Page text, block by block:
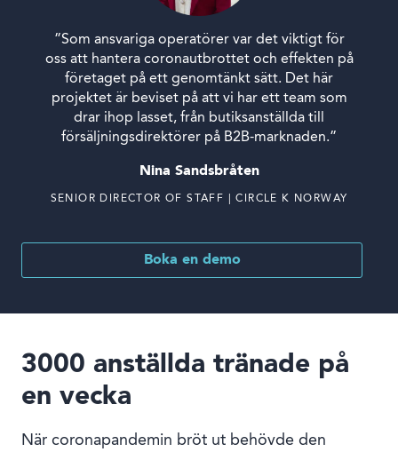
”Som ansvariga operatörer var det viktigt för
oss att hantera coronautbrottet och effekten på
företaget på ett genomtänkt sätt. Det här
projektet är beviset på att vi har ett team som
drar ihop lasset, från butiksanställda till
försäljningsdirektörer på B2B-marknaden.”
Nina Sandsbråten
SENIOR DIRECTOR OF STAFF | CIRCLE K NORWAY
Boka en demo
3000 anställda tränade på
en vecka
När coronapandemin bröt ut behövde den